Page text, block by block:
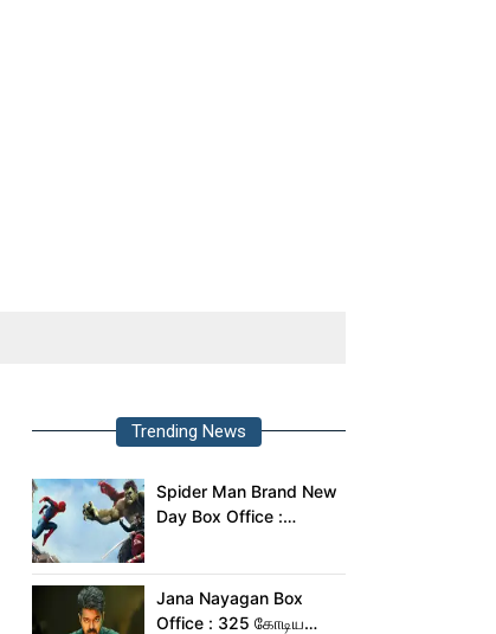
Trending News
Spider Man Brand New
Day Box Office :
ஸ்பைடர் மேன் பிராண்ட் நியூ
டே?
Jana Nayagan Box
Office : 325 கோடிய